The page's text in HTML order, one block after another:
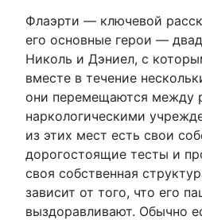
Флаэрти — ключевой
его основные герои —
Николь и Дэниел, с
вместе в течение
они перемещаются между
наркологическими
из этих мест есть свои
дорогостоящие тесты и
своя собственная
зависит от того, что его
выздоравливают. Обычно